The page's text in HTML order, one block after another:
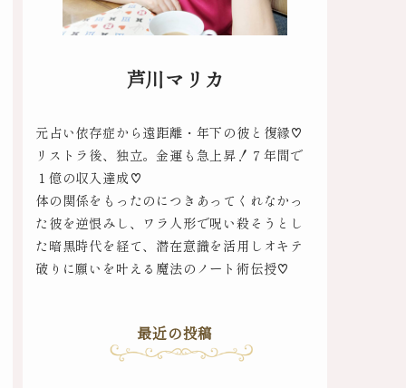
芦川マリカ
元占い依存症から遠距離・年下の彼と復縁♡
リストラ後、独立。金運も急上昇！７年間で
１億の収入達成♡
体の関係をもったのにつきあってくれなかっ
た彼を逆恨みし、ワラ人形で呪い殺そうとし
た暗黒時代を経て、潜在意識を活用しオキテ
破りに願いを叶える魔法のノート術伝授♡
最近の投稿